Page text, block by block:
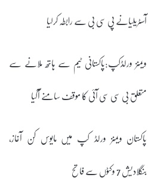
آسٹریلیانے پی سی بی سے رابطہ کرلیا
ویمنز ورلڈکپ:پاکستانی ٹیم سے ہاتھ ملانے سے
متعلق بی سی سی آئی کا موقف سامنے آگیا
پاکستان ویمنز ورلڈ کپ میں مایوس کن آغاز،
بنگلادیش 7 وکٹوں سے فاتح